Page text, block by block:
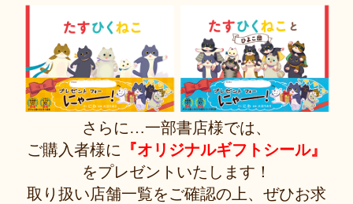
さらに…一部書店様では、
ご購入者様に 『オリジナルギフトシール』
をプレゼントいたします！
取り扱い店舗一覧をご確認の上、ぜひお求